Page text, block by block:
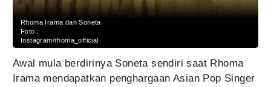
Rhoma Irama dan Soneta
Foto :
Instagram/rhoma_official
Awal mula berdirinya Soneta sendiri saat Rhoma
Irama mendapatkan penghargaan Asian Pop Singer